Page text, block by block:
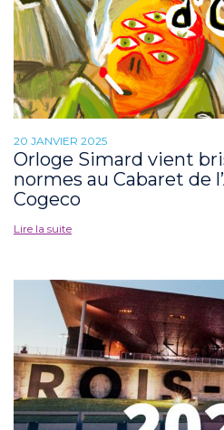
20 JANVIER 2025
Orloge Simard vient
normes au Cabaret de
Cogeco
Lire la suite